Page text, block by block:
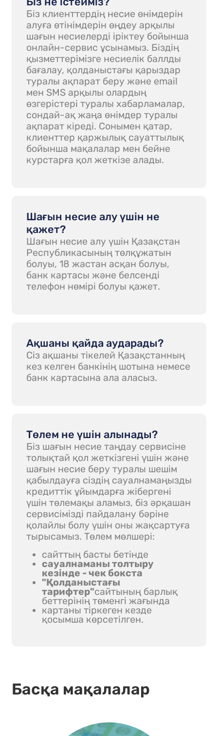
Біз клиенттердің несие өнімдерін
алуға өтінімдерін өңдеу арқылы
шағын несиелерді іріктеу бойынша
онлайн-сервис ұсынамыз. Біздің
қызметтерімізге несиелік баллды
бағалау, қолданыстағы қарыздар
туралы ақпарат беру және email
мен SMS арқылы олардың
өзгерістері туралы хабарламалар,
сондай-ақ жаңа өнімдер туралы
ақпарат кіреді. Сонымен қатар,
клиенттер қаржылық сауаттылық
бойынша мақалалар мен бейне
курстарға қол жеткізе алады.
Шағын несие алу үшін не
қажет?
Шағын несие алу үшін Қазақстан
Республикасының төлқұжатын
болуы, 18 жастан асқан болуы,
банк картасы және белсенді
телефон нөмірі болуы қажет.
Ақшаны қайда аударады?
Сіз ақшаны тікелей Қазақстанның
кез келген банкінің шотына немесе
банк картасына ала аласыз.
Төлем не үшін алынады?
Біз шағын несие таңдау сервисіне
толықтай қол жеткізгені үшін және
шағын несие беру туралы шешім
қабылдауға сіздің сауалнамаңызды
кредиттік ұйымдарға жібергені
үшін төлемақы аламыз, біз әрқашан
сервисімізді пайдалану бәріне
қолайлы болу үшін оны жақсартуға
тырысамыз. Төлем мөлшері:
сайттың басты бетінде
сауалнаманы толтыру
кезінде - чек бокста
"Қолданыстағы
тарифтер"сайтының барлық
беттерінің төменгі жағында
картаны тіркеген кезде
қосымша көрсетілген.
Басқа мақалалар